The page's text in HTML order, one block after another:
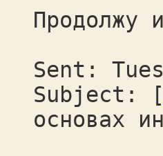
Продолжу
Sent:
Subject: [
основах